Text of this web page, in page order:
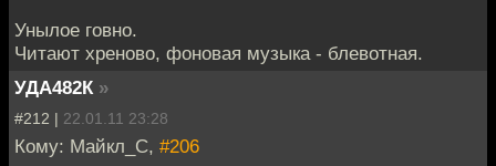
Унылое говно.
Читают хреново, фоновая музыка - блевотная.
УДА482К »
#212 | 22.01.11 23:28
Кому: Майкл_С, #206